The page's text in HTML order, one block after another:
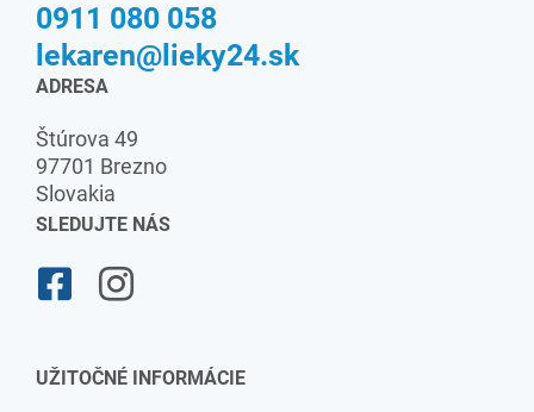
0911 080 058
lekaren@lieky24.sk
ADRESA
Štúrova 49
97701 Brezno
Slovakia
SLEDUJTE NÁS
UŽITOČNÉ INFORMÁCIE